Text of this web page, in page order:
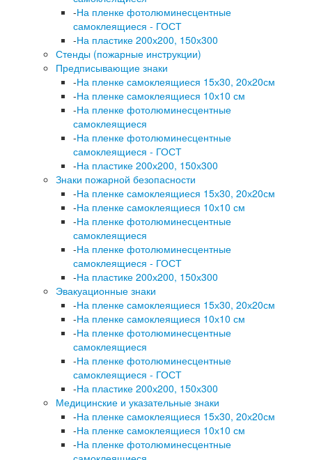
-На пленке фотолюминесцентные
самоклеящиеся - ГОСТ
-На пластике 200х200, 150х300
Стенды (пожарные инструкции)
Предписывающие знаки
-На пленке самоклеящиеся 15х30, 20х20см
-На пленке самоклеящиеся 10х10 см
-На пленке фотолюминесцентные
самоклеящиеся
-На пленке фотолюминесцентные
самоклеящиеся - ГОСТ
-На пластике 200х200, 150х300
Знаки пожарной безопасности
-На пленке самоклеящиеся 15х30, 20х20см
-На пленке самоклеящиеся 10х10 см
-На пленке фотолюминесцентные
самоклеящиеся
-На пленке фотолюминесцентные
самоклеящиеся - ГОСТ
-На пластике 200х200, 150х300
Эвакуационные знаки
-На пленке самоклеящиеся 15х30, 20х20см
-На пленке самоклеящиеся 10х10 см
-На пленке фотолюминесцентные
самоклеящиеся
-На пленке фотолюминесцентные
самоклеящиеся - ГОСТ
-На пластике 200х200, 150х300
Медицинские и указательные знаки
-На пленке самоклеящиеся 15х30, 20х20см
-На пленке самоклеящиеся 10х10 см
-На пленке фотолюминесцентные